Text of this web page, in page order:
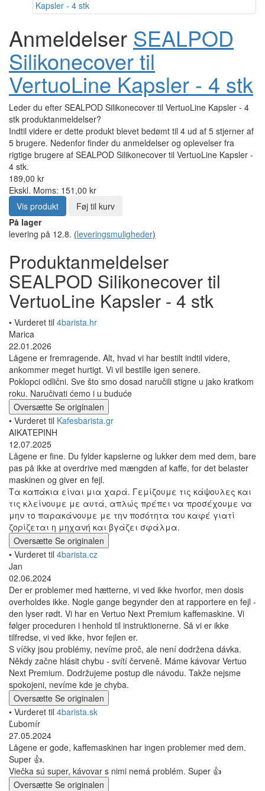
Anmeldelser SEALPOD
Silikonecover til
VertuoLine Kapsler - 4 stk
Leder du efter SEALPOD Silikonecover til VertuoLine Kapsler - 4
stk produktanmeldelser?
Indtil videre er dette produkt blevet bedømt til 4 ud af 5 stjerner af
5 brugere. Nedenfor finder du anmeldelser og oplevelser fra
rigtige brugere af SEALPOD Silikonecover til VertuoLine Kapsler -
4 stk.
189,00 kr
Ekskl. Moms: 151,00 kr
Vis produkt
Føj til kurv
På lager
levering på 12.8. (leveringsmuligheder)
Produktanmeldelser
SEALPOD Silikonecover til
VertuoLine Kapsler - 4 stk
• Vurderet til 4barista.hr
Marica
22.01.2026
Lågene er fremragende. Alt, hvad vi har bestilt indtil videre,
ankommer meget hurtigt. Vi vil bestille igen senere.
Poklopci odlični. Sve što smo dosad naručili stigne u jako kratkom
roku. Naručivati ćemo i u buduće
Oversætte Se originalen
• Vurderet til Kafesbarista.gr
ΑΙΚΑΤΕΡΙΝΗ
12.07.2025
Lågene er fine. Du fylder kapslerne og lukker dem med dem, bare
pas på ikke at overdrive med mængden af kaffe, for det belaster
maskinen og giver en fejl.
Τα καπάκια είναι μια χαρά. Γεμίζουμε τις κάψουλες και
τις κλείνουμε με αυτά, απλώς πρέπει να προσέχουμε να
μην το παρακάνουμε με την ποσότητα του καφέ γιατί
ζορίζεται η μηχανή και βγάζει σφάλμα.
Oversætte Se originalen
• Vurderet til 4barista.cz
Jan
02.06.2024
Der er problemer med hætterne, vi ved ikke hvorfor, men dosis
overholdes ikke. Nogle gange begynder den at rapportere en fejl -
den lyser rødt. Vi har en Vertuo Next Premium kaffemaskine. Vi
følger proceduren i henhold til instruktionerne. Så vi er ikke
tilfredse, vi ved ikke, hvor fejlen er.
S víčky jsou problémy, nevíme proč, ale není dodržena dávka.
Někdy začne hlásit chybu - svítí červeně. Máme kávovar Vertuo
Next Premium. Dodržujeme postup dle návodu. Takže nejsme
spokojeni, nevíme kde je chyba.
Oversætte Se originalen
• Vurderet til 4barista.sk
Ľubomír
27.05.2024
Lågene er gode, kaffemaskinen har ingen problemer med dem.
Super 👍.
Viečka sú super, kávovar s nimi nemá problém. Super 👍
Oversætte Se originalen